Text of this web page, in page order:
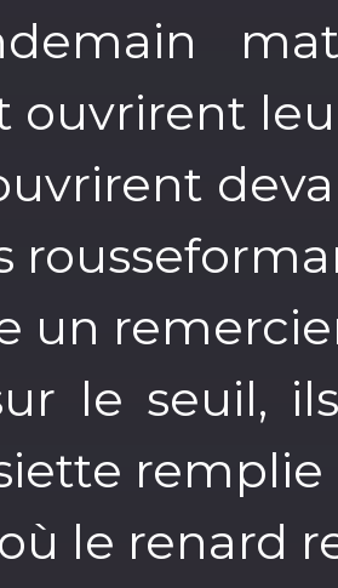
ouvrirent
un
le seuil,
remplie
le renard